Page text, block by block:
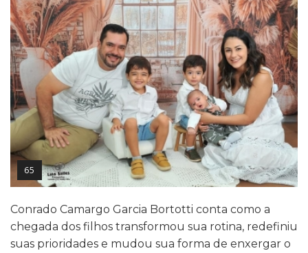
65
Conrado Camargo Garcia Bortotti conta como a
chegada dos filhos transformou sua rotina, redefiniu
suas prioridades e mudou sua forma de enxergar o